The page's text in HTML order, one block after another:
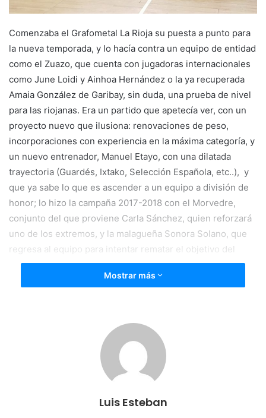
Comenzaba el Grafometal La Rioja su puesta a punto para
la nueva temporada, y lo hacía contra un equipo de entidad
como el Zuazo, que cuenta con jugadoras internacionales
como June Loidi y Ainhoa Hernández o la ya recuperada
Amaia González de Garibay, sin duda, una prueba de nivel
para las riojanas. Era un partido que apetecía ver, con un
proyecto nuevo que ilusiona: renovaciones de peso,
incorporaciones con experiencia en la máxima categoría, y
un nuevo entrenador, Manuel Etayo, con una dilatada
trayectoria (Guardés, Ixtako, Selección Española, etc..), y
que ya sabe lo que es ascender a un equipo a división de
honor; lo hizo la campaña 2017-2018 con el Morvedre,
conjunto del que proviene Carla Sánchez, quien reforzará
uno de los extremos, y la malagueña Sonora Solano, que
regresa al equipo para intentar rematar el objetivo del
ascenso.
central, y por Ainhoa García y Taty Lozano en los laterales
izquierdo y derecho, respectivamente, Ederra en el pivote,
y Carla Sánchez y Valentina en los extremos. Y aunque en
los primeros minutos de juego costó anotar con facilidad,
con un 0-3 en el marcador, el cuadro riojano fue poco a
Mostrar más
Luis Esteban